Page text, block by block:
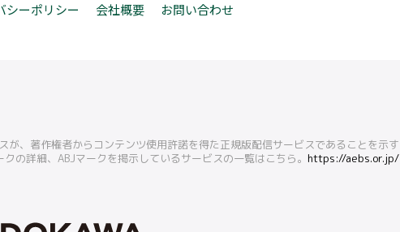
シーポリシー 会社概要 お問い合わせ
が、著作権者からコンテンツ使用許諾を得た正規版配信サービスであることを示す
の詳細、ABJマークを掲示しているサービスの一覧はこちら。 https://aebs.or.jp/